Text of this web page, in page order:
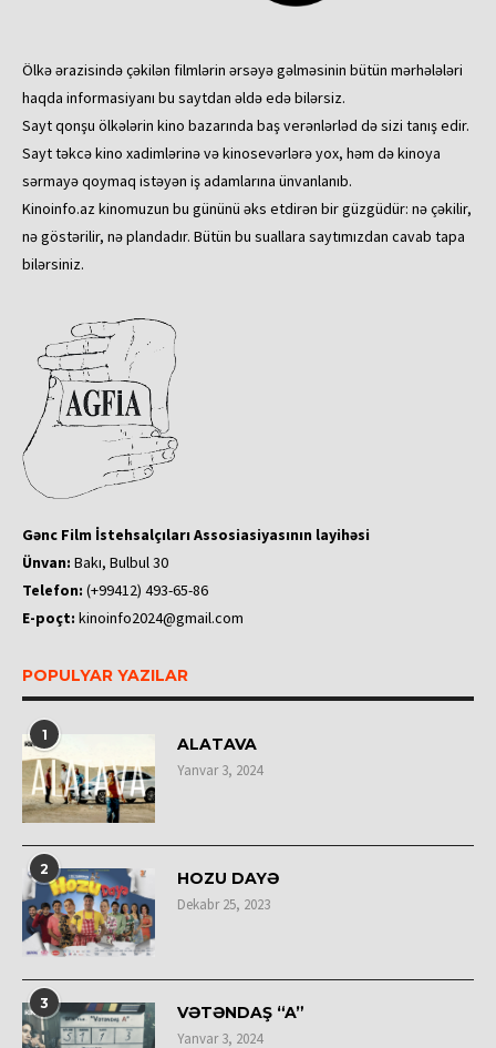
Ölkə ərazisində çəkilən filmlərin ərsəyə gəlməsinin bütün mərhələləri
haqda informasiyanı bu saytdan əldə edə bilərsiz.
Sayt qonşu ölkələrin kino bazarında baş verənlərləd də sizi tanış edir.
Sayt təkcə kino xadimlərinə və kinosevərlərə yox, həm də kinoya
sərmayə qoymaq istəyən iş adamlarına ünvanlanıb.
Kinoinfo.az kinomuzun bu gününü əks etdirən bir güzgüdür: nə çəkilir,
nə göstərilir, nə plandadır. Bütün bu suallara saytımızdan cavab tapa
bilərsiniz.
Gənc Film İstehsalçıları Assosiasiyasının layihəsi
Ünvan: Bakı, Bulbul 30
Telefon: (+99412) 493-65-86
E-poçt: kinoinfo2024@gmail.com
POPULYAR YAZILAR
1 ALATAVA
Yanvar 3, 2024
2 HOZU DAYƏ
Dekabr 25, 2023
3 VƏTƏNDAŞ “A”
Yanvar 3, 2024